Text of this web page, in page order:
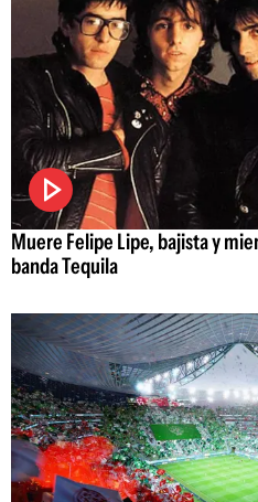
Muere Felipe Lipe, bajista y
banda Tequila